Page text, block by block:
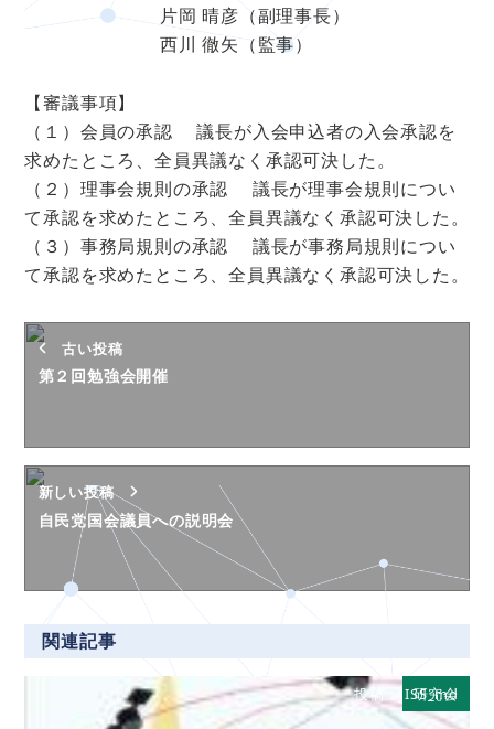
片岡 晴彦（副理事長）
西川 徹矢（監事）
【審議事項】
（１）会員の承認 議長が入会申込者の入会承認を
求めたところ、全員異議なく承認可決した。
（２）理事会規則の承認 議長が理事会規則につい
て承認を求めたところ、全員異議なく承認可決した。
（３）事務局規則の承認 議長が事務局規則につい
て承認を求めたところ、全員異議なく承認可決した。
古い投稿
第２回勉強会開催
新しい投稿
自民党国会議員への説明会
関連記事
研究会
投稿：JISS_md